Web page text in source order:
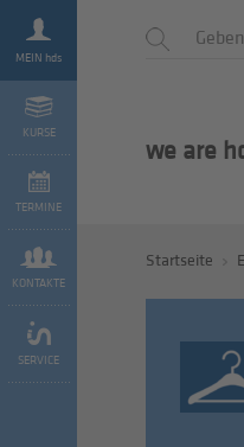
MEIN hds
KURSE
TERMINE
KONTAKTE
SERVICE
we are
Startseite